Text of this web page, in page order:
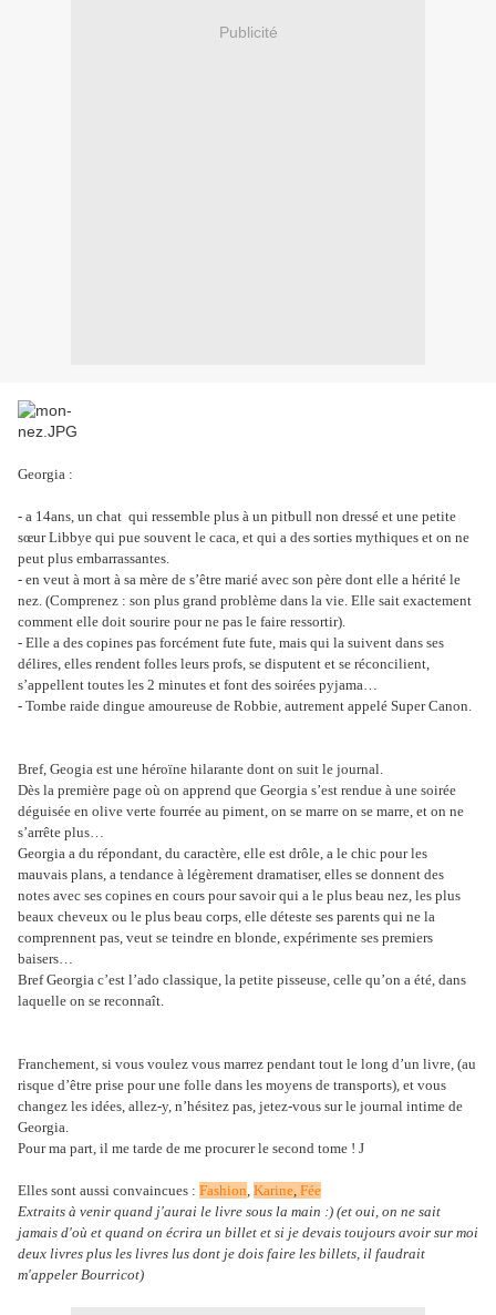
Publicité
Georgia :
- a 14ans, un chat qui ressemble plus à un pitbull non dressé et une petite
sœur Libbye qui pue souvent le caca, et qui a des sorties mythiques et on ne
peut plus embarrassantes.
- en veut à mort à sa mère de s’être marié avec son père dont elle a hérité le
nez. (Comprenez : son plus grand problème dans la vie. Elle sait exactement
comment elle doit sourire pour ne pas le faire ressortir).
- Elle a des copines pas forcément fute fute, mais qui la suivent dans ses
délires, elles rendent folles leurs profs, se disputent et se réconcilient,
s’appellent toutes les 2 minutes et font des soirées pyjama…
- Tombe raide dingue amoureuse de Robbie, autrement appelé Super Canon.
Bref, Geogia est une héroïne hilarante dont on suit le journal.
Dès la première page où on apprend que Georgia s’est rendue à une soirée
déguisée en olive verte fourrée au piment, on se marre on se marre, et on ne
s’arrête plus…
Georgia a du répondant, du caractère, elle est drôle, a le chic pour les
mauvais plans, a tendance à légèrement dramatiser, elles se donnent des
notes avec ses copines en cours pour savoir qui a le plus beau nez, les plus
beaux cheveux ou le plus beau corps, elle déteste ses parents qui ne la
comprennent pas, veut se teindre en blonde, expérimente ses premiers
baisers…
Bref Georgia c’est l’ado classique, la petite pisseuse, celle qu’on a été, dans
laquelle on se reconnaît.
Franchement, si vous voulez vous marrez pendant tout le long d’un livre, (au
risque d’être prise pour une folle dans les moyens de transports), et vous
changez les idées, allez-y, n’hésitez pas, jetez-vous sur le journal intime de
Georgia.
Pour ma part, il me tarde de me procurer le second tome ! J
Elles sont aussi convaincues : Fashion, Karine, Fée
Extraits à venir quand j'aurai le livre sous la main :) (et oui, on ne sait
jamais d'où et quand on écrira un billet et si je devais toujours avoir sur moi
deux livres plus les livres lus dont je dois faire les billets, il faudrait
m'appeler Bourricot)